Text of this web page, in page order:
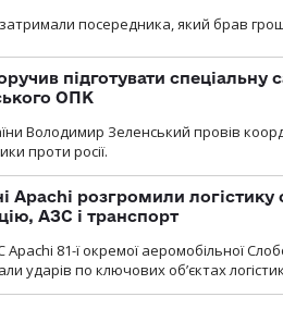
посередника, який брав
підготувати спеціальну
ОПК
Володимир Зеленський провів
проти росії.
Apachi розгромили логістику
АЗС і транспорт
81-ї окремої аеромобільної
ударів по ключових об’єктах